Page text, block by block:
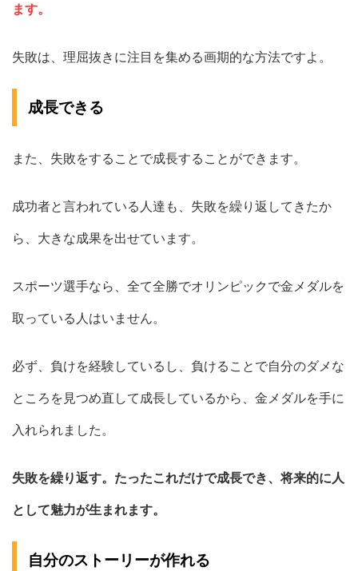
ます。
失敗は、理屈抜きに注目を集める画期的な方法ですよ。
成長できる
また、失敗をすることで成長することができます。
成功者と言われている人達も、失敗を繰り返してきたか
ら、大きな成果を出せています。
スポーツ選手なら、全て全勝でオリンピックで金メダルを
取っている人はいません。
必ず、負けを経験しているし、負けることで自分のダメな
ところを見つめ直して成長しているから、金メダルを手に
入れられました。
失敗を繰り返す。たったこれだけで成長でき、将来的に人
として魅力が生まれます。
自分のストーリーが作れる